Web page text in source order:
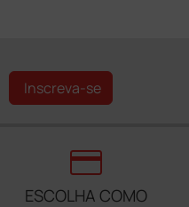
Inscreva-se
credit_card
ESCOLHA COMO